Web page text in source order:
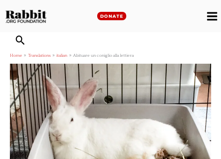
to
DONATE
Home Translations italian Abituare un coniglio alla lettiera